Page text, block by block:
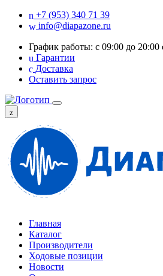
+7 (953) 340 71 39
info@diapazone.ru
График работы: с 09:00 до 20:00
Гарантии
Доставка
Оставить запрос
Главная
Каталог
Производители
Ходовые позиции
Новости